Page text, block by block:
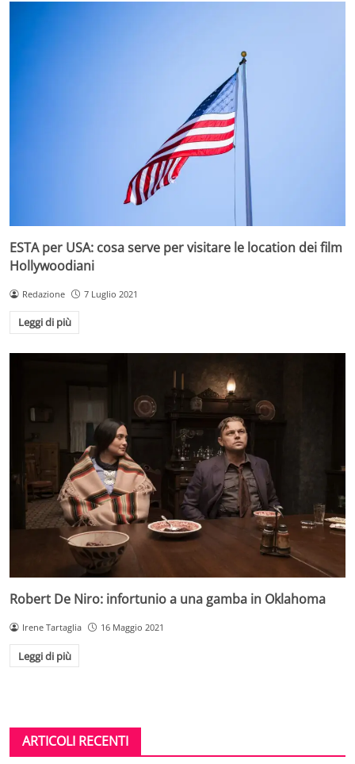
ESTA per USA: cosa serve per visitare le location dei film
Hollywoodiani
Redazione 7 Luglio 2021
Leggi di più
Robert De Niro: infortunio a una gamba in Oklahoma
Irene Tartaglia 16 Maggio 2021
Leggi di più
ARTICOLI RECENTI